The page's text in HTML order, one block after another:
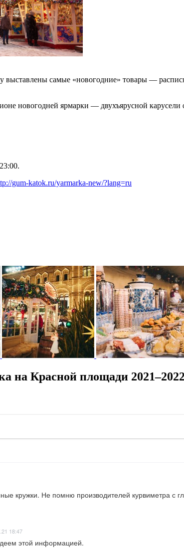
выставлены самые «новогодние» товары —
новогодней ярмарки — двухъярусной
gum-katok.ru/yarmarka-new/?lang=ru
Красной площади 2021–2022
кружки. Не помню производителей курвиметра с
18:47
этой информацией.